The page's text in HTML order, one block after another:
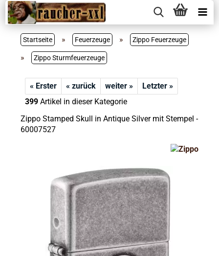
Startseite » Feuerzeuge » Zippo Feuerzeuge
» Zippo Sturmfeuerzeuge
« Erster « zurück weiter »
Letzter »
399Artikel in dieser Kategorie
Zippo Stamped Skull in Antique Silver mit Stempel -
60007527